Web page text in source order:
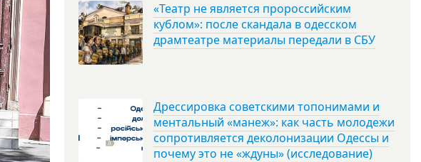
«Театр не является пророссийским
кублом»: после скандала в одесском
драмтеатре материалы передали в СБУ
Дрессировка советскими топонимами и
ментальный «манеж»: как часть молодежи
сопротивляется деколонизации Одессы и
почему это не «ждуны» (исследование)